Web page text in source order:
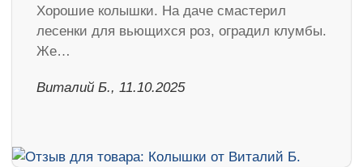
Хорошие колышки. На даче смастерил
лесенки для вьющихся роз, оградил клумбы.
Же…
Виталий Б., 11.10.2025